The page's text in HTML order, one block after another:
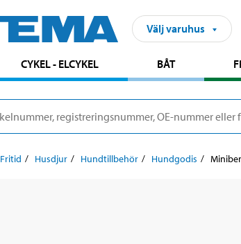
Välj varuhus
CYKEL - ELCYKEL BÅT
Fritid Husdjur Hundtillbehör Hundgodis